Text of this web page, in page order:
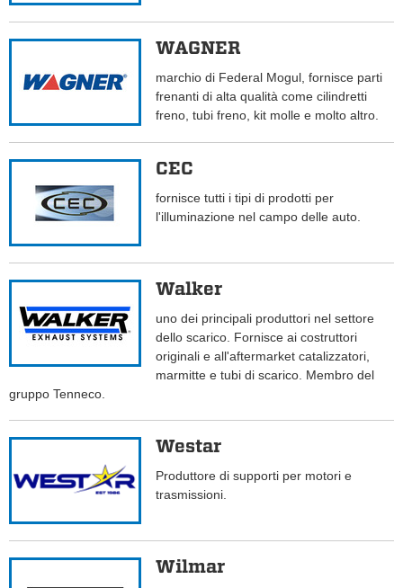
WAGNER
marchio di Federal Mogul, fornisce parti
frenanti di alta qualità come cilindretti
freno, tubi freno, kit molle e molto altro.
CEC
fornisce tutti i tipi di prodotti per
l'illuminazione nel campo delle auto.
Walker
uno dei principali produttori nel settore
dello scarico. Fornisce ai costruttori
originali e all'aftermarket catalizzatori,
marmitte e tubi di scarico. Membro del
gruppo Tenneco.
Westar
Produttore di supporti per motori e
trasmissioni.
Wilmar